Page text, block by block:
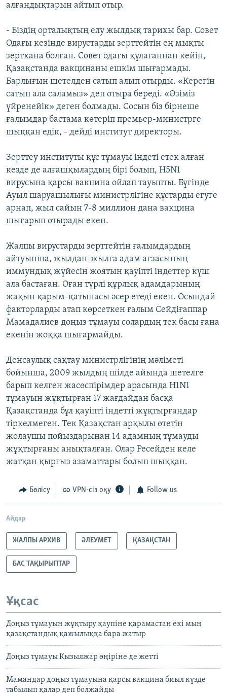
алғандықтарын айтып отыр.
- Біздің орталықтың елу жылдық тарихы бар. Совет
Одағы кезінде вирустарды зерттейтін ең мықты
зертхана болған. Совет одағы құлағаннан кейін,
Қазақстанда вакцинаны ешкім шығармады.
Барлығын шетелден сатып алып отырды. «Керегін
сатып ала саламыз» деп отыра береді. «Өзіміз
үйренейік» деген болмады. Сосын біз бірнеше
ғалымдар бастама көтеріп премьер-министрге
шыққан едік, - дейді институт директоры.
Зерттеу институты құс тұмауы індеті етек алған
кезде де алғашқылардың бірі болып, H5N1
вирусына қарсы вакцина ойлап тауыпты. Бүгінде
Ауыл шаруашылығы министрлігіне құстарды егуге
арнап, жыл сайын 7-8 миллион дана вакцина
шығарып отырады екен.
Жалпы вирустарды зерттейтін ғалымдардың
айтуынша, жылдан-жылға адам ағзасының
иммундық жүйесін жоятын қауіпті індеттер күш
ала бастаған. Оған түрлі құрлық адамдарының
жақын қарым-қатынасы әсер етеді екен. Осындай
факторларды атап көрсеткен ғалым Сейдіғаппар
Мамадалиев доңыз тұмауы солардың тек басы ғана
екенін жоққа шығармайды.
Денсаулық сақтау министрлігінің мәліметі
бойынша, 2009 жылдың шілде айында шетелге
барып келген жасөспірімдер арасында H1N1
тұмауын жұқтырған 17 жағдайдан басқа
Қазақстанда бұл қауіпті індетті жұқтырғандар
тіркелмеген. Тек Қазақстан арқылы өтетін
жолаушы пойыздарынан 14 адамның тұмауды
жұқтырғаны анықталған. Олар Ресейден келе
жатқан қырғыз азаматтары болып шыққан.
Бөлісу VPN-сіз оқу Follow us
Айдар
ЖАЛПЫ АРХИВ ӘЛЕУМЕТ ҚАЗАҚСТАН
БАС ТАҚЫРЫПТАР
Ұқсас
Доңыз тұмауын жұқтыру қаупіне қарамастан екі мың
қазақстандық қажылыққа бара жатыр
Доңыз тұмауы Қызылжар өңіріне де жетті
Мамандар доңыз тұмауына қарсы вакцина биыл күзде
табылып қалар деп болжайды